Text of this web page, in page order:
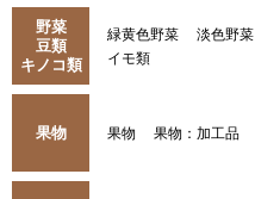
野菜
豆類
キノコ類
緑黄色野菜 淡色野菜
イモ類
果物 果物 果物：加工品